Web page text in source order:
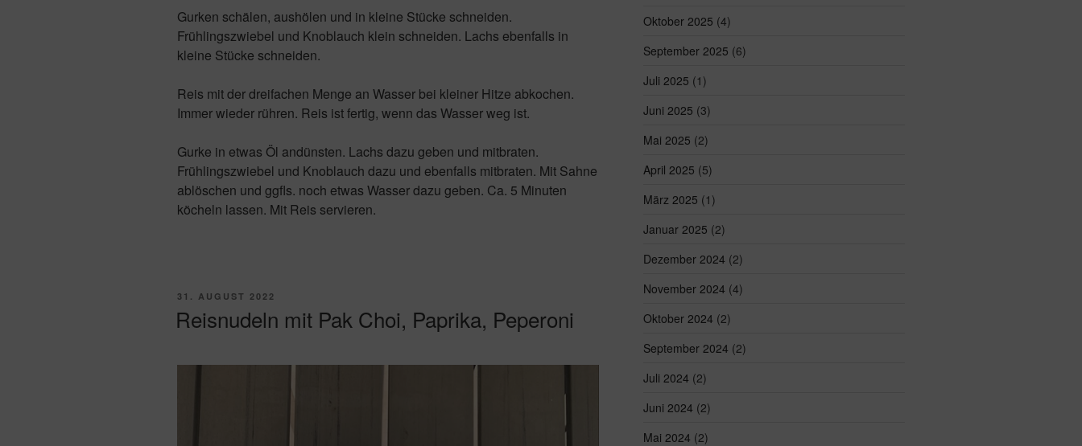
Gurken schälen, aushölen und in kleine Stücke schneiden.
Frühlingszwiebel und Knoblauch klein schneiden. Lachs ebenfalls in
kleine Stücke schneiden.
Reis mit der dreifachen Menge an Wasser bei kleiner Hitze abkochen.
Immer wieder rühren. Reis ist fertig, wenn das Wasser weg ist.
Gurke in etwas Öl andünsten. Lachs dazu geben und mitbraten.
Frühlingszwiebel und Knoblauch dazu und ebenfalls mitbraten. Mit Sahne
ablöschen und ggfls. noch etwas Wasser dazu geben. Ca. 5 Minuten
köcheln lassen. Mit Reis servieren.
VERÖFFENTLICHT
31. AUGUST 2022
Reisnudeln mit Pak Choi, Paprika, Peperoni
Oktober 2025 (4)
September 2025 (6)
Juli 2025 (1)
Juni 2025 (3)
Mai 2025 (2)
April 2025 (5)
März 2025 (1)
Januar 2025 (2)
Dezember 2024 (2)
November 2024 (4)
Oktober 2024 (2)
September 2024 (2)
Juli 2024 (2)
Juni 2024 (2)
Mai 2024 (2)